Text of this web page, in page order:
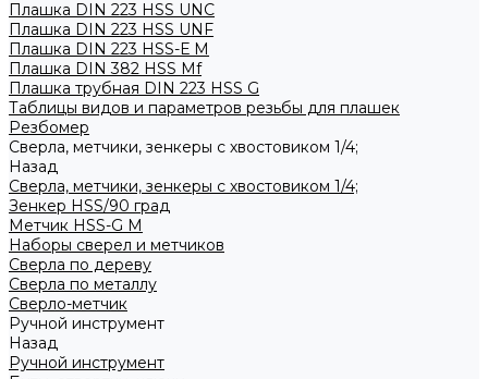
Плашка DIN 223 HSS UNC
Плашка DIN 223 HSS UNF
Плашка DIN 223 HSS-Е M
Плашка DIN 382 HSS Mf
Плашка трубная DIN 223 HSS G
Таблицы видов и параметров резьбы для плашек
Резбомер
Сверла, метчики, зенкеры с хвостовиком 1/4;
Назад
Сверла, метчики, зенкеры с хвостовиком 1/4;
Зенкер HSS/90 град
Метчик HSS-G М
Наборы сверел и метчиков
Сверла по дереву
Сверла по металлу
Сверло-метчик
Ручной инструмент
Назад
Ручной инструмент